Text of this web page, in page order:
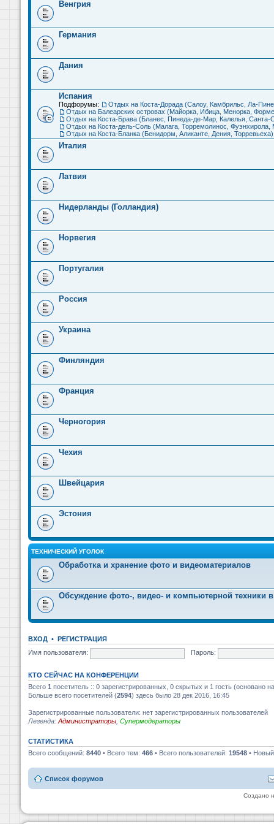
Венгрия
Германия
Дания
Испания
Подфорумы: Отдых на Коста-Дорада (Салоу, Камбрильс, Ла-
Отдых на Балеарских островах (Майорка, Ибица, Менорка,
Отдых на Коста-Брава (Бланес, Пинеда-де-Мар, Калелья, Санта-
Отдых на Коста-дель-Соль (Малага, Торремолинос, Фуэнхирола,
Отдых на Коста-Бланка (Бенидорм, Аликанте, Дения, Торревьеха)
Италия
Латвия
Нидерланды (Голландия)
Норвегия
Португалия
Россия
Украина
Финляндия
Франция
Черногория
Чехия
Швейцария
Эстония
ТЕХНИЧЕСКИЙ УГОЛОК
Обработка и хранение фото и видеоматериалов
Обсуждение фото-, видео- и компьютерной техники в
ВХОД • РЕГИСТРАЦИЯ
Имя пользователя:
Пароль:
КТО СЕЙЧАС НА КОНФЕРЕНЦИИ
Всего 1 посетитель :: 0 зарегистрированных, 0 скрытых и 1 гость (основано
Больше всего посетителей (2594) здесь было 28 дек 2016, 16:45
Зарегистрированные пользователи: нет зарегистрированных пользователей
Легенда: Администраторы Супермодераторы
СТАТИСТИКА
Всего сообщений: 8440 • Всего тем: 466 • Всего пользователей: 19548 •
Список форумов
Создано